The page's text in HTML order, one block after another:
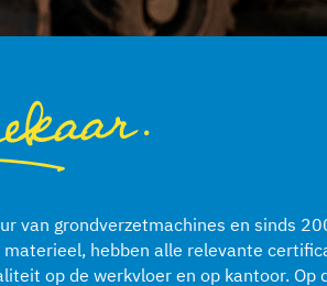
van grondverzetmachines en sinds
hebben alle relevante
op de werkvloer en op kantoor. Op